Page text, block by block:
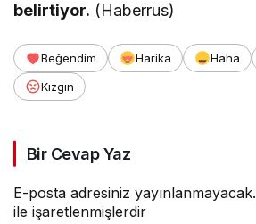
belirtiyor. (Haberrus)
Beğendim Harika Haha
Kızgın
Bir Cevap Yaz
E-posta adresiniz yayınlanmayacak.
ile işaretlenmişlerdir